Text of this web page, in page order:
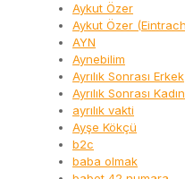
Aykut Özer
Aykut Özer
AYN
Aynebilim
Ayrılık Sonrası Erkek
Ayrılık Sonrası Kadın
ayrılık vakti
Ayşe Kökçü
b2c
baba olmak